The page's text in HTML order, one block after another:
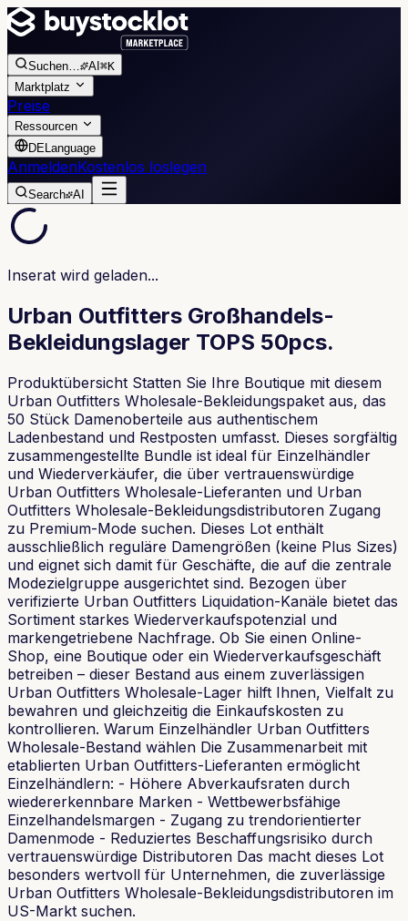
Suchen… AI ⌘K
Marktplatz
Preise
Ressourcen
DELanguage
AnmeldenKostenlos loslegen
Search AI
Inserat wird geladen...
Urban Outfitters Großhandels-
Bekleidungslager TOPS 50pcs.
Produktübersicht Statten Sie Ihre Boutique mit diesem
Urban Outfitters Wholesale-Bekleidungspaket aus, das
50 Stück Damenoberteile aus authentischem
Ladenbestand und Restposten umfasst. Dieses sorgfältig
zusammengestellte Bundle ist ideal für Einzelhändler
und Wiederverkäufer, die über vertrauenswürdige
Urban Outfitters Wholesale-Lieferanten und Urban
Outfitters Wholesale-Bekleidungsdistributoren Zugang
zu Premium-Mode suchen. Dieses Lot enthält
ausschließlich reguläre Damengrößen (keine Plus Sizes)
und eignet sich damit für Geschäfte, die auf die zentrale
Modezielgruppe ausgerichtet sind. Bezogen über
verifizierte Urban Outfitters Liquidation-Kanäle bietet das
Sortiment starkes Wiederverkaufspotenzial und
markengetriebene Nachfrage. Ob Sie einen Online-
Shop, eine Boutique oder ein Wiederverkaufsgeschäft
betreiben – dieser Bestand aus einem zuverlässigen
Urban Outfitters Wholesale-Lager hilft Ihnen, Vielfalt zu
bewahren und gleichzeitig die Einkaufskosten zu
kontrollieren. Warum Einzelhändler Urban Outfitters
Wholesale-Bestand wählen Die Zusammenarbeit mit
etablierten Urban Outfitters-Lieferanten ermöglicht
Einzelhändlern: - Höhere Abverkaufsraten durch
wiedererkennbare Marken - Wettbewerbsfähige
Einzelhandelsmargen - Zugang zu trendorientierter
Damenmode - Reduziertes Beschaffungsrisiko durch
vertrauenswürdige Distributoren Das macht dieses Lot
besonders wertvoll für Unternehmen, die zuverlässige
Urban Outfitters Wholesale-Bekleidungsdistributoren im
US-Markt suchen.